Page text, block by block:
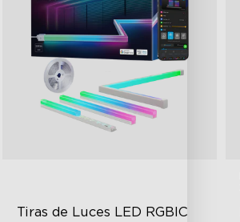
Tiras de Luces LED RGBIC